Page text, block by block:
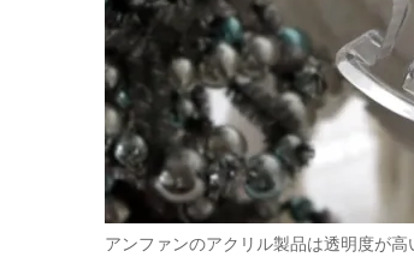
アンファンのアクリル製品は透明度が